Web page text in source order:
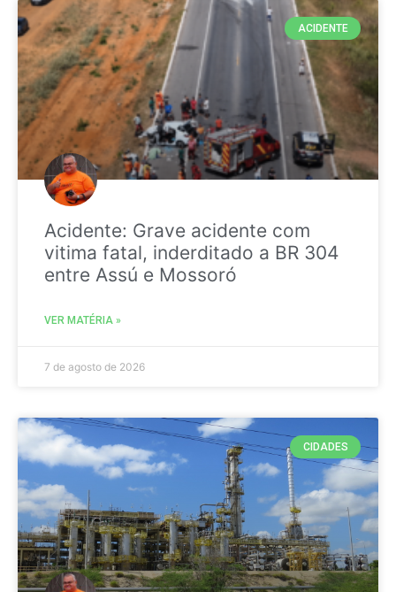
ACIDENTE
Acidente: Grave acidente com
vitima fatal, inderditado a BR 304
entre Assú e Mossoró
VER MATÉRIA »
7 de agosto de 2026
CIDADES